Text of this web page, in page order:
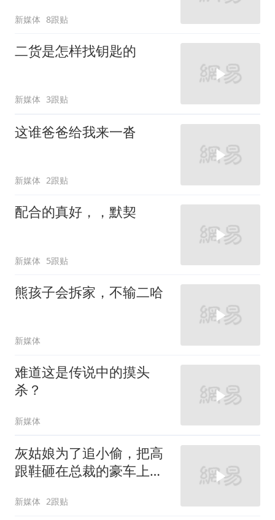
新媒体 8跟贴
二货是怎样找钥匙的
新媒体 3跟贴
这谁爸爸给我来一沓
新媒体 2跟贴
配合的真好，，默契
新媒体 5跟贴
熊孩子会拆家，不输二哈
新媒体
难道这是传说中的摸头
杀？
新媒体
灰姑娘为了追小偷，把高
跟鞋砸在总裁的豪车上，
新媒体 2跟贴